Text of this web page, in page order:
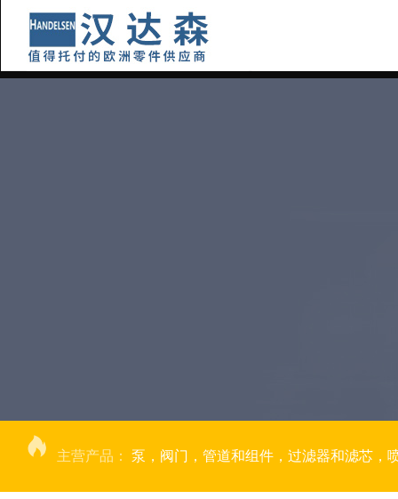
主营产品： 泵，阀门，管道和组件，过滤器和滤芯，